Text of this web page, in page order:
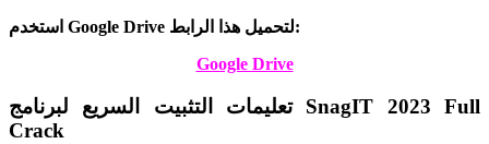
استخدم Google Drive لتحميل هذا الرابط:
Google Drive
تعليمات التثبيت السريع لبرنامج SnagIT 2023 Full
Crack